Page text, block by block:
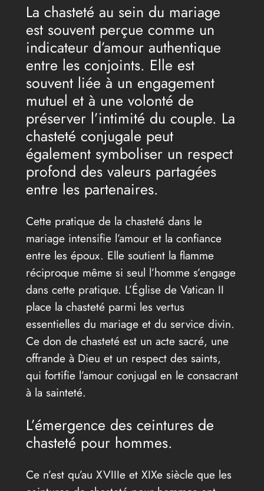
La chasteté au sein du mariage
est souvent perçue comme un
indicateur d’amour authentique
entre les conjoints. Elle est
souvent liée à un engagement
mutuel et à une volonté de
préserver l’intimité du couple. La
chasteté conjugale peut
également symboliser un respect
profond des valeurs partagées
entre les partenaires.
Cette pratique de la chasteté dans le
mariage intensifie l’amour et la confiance
entre les époux. Elle soutient la flamme
réciproque même si seul l’homme s’engage
dans cette pratique. L’Église de Vatican II
place la chasteté parmi les vertus
essentielles du mariage et du service divin.
Ce don de chasteté est un acte sacré, une
offrande à Dieu et un respect des saints,
qui fortifie l’amour conjugal en le consacrant
à la sainteté.
L’émergence des ceintures de
chasteté pour hommes.
Ce n’est qu’au XVIIIe et XIXe siècle que les